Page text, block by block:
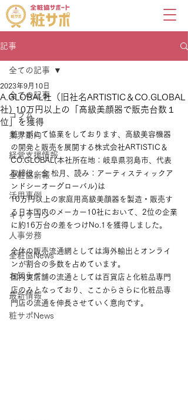
記事
全ての記事
コラム
業界動向
経営支援情報
全粧協新報
活用事例
キャリコン
人事労務
全粧協News
お知らせ
最新情報
粧サポNews
全ての記事
A.GLOBAL社（旧社名ARTISTIC＆CO.GLOBAL
社) 10万円以上の「高級美顔器で販売台数１
位」を獲得
2023年9月10日
粧サポにて協業をしております、高級美容機器
の開発と販売を展開する株式会社ARTISTIC＆
CO.GLOBAL(本社所在地：岐阜県羽島市、代表
取締役：金 松月、読み：アーティスティックア
ンドシーオーグローバル)は
10万円以上の家庭用高級美顔器を製造・販売す
る日本国内のメーカー10社において、2位の企業
に約16万台の差をつけNo.1を獲得しました。
全体の販売流通網としては海外輸出とオンライ
ンが割合の多数を占めています。
国内実店舗の流通としては百貨店と化粧品専門
店のみとなっており、ここからさらに化粧品専
門店の流通を伸長させていく意向です。